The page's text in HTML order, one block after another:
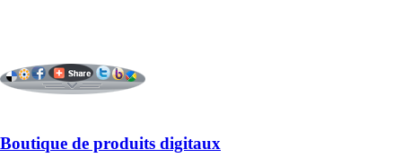
Boutique de produits digitaux